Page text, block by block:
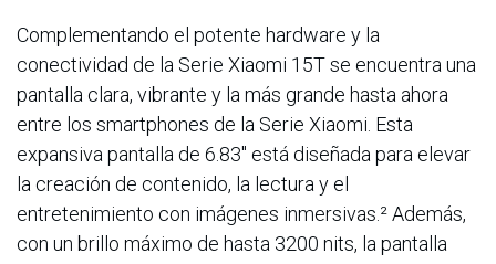
Complementando el potente hardware y la
conectividad de la Serie Xiaomi 15T se encuentra una
pantalla clara, vibrante y la más grande hasta ahora
entre los smartphones de la Serie Xiaomi. Esta
expansiva pantalla de 6.83" está diseñada para elevar
la creación de contenido, la lectura y el
entretenimiento con imágenes inmersivas.² Además,
con un brillo máximo de hasta 3200 nits, la pantalla